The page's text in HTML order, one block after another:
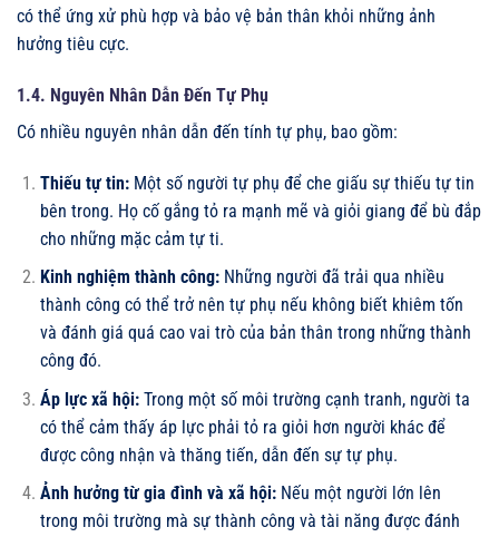
có thể ứng xử phù hợp và bảo vệ bản thân khỏi những ảnh
hưởng tiêu cực.
1.4. Nguyên Nhân Dẫn Đến Tự Phụ
Có nhiều nguyên nhân dẫn đến tính tự phụ, bao gồm:
Thiếu tự tin:Một số người tự phụ để che giấu sự thiếu tự tin
bên trong. Họ cố gắng tỏ ra mạnh mẽ và giỏi giang để bù đắp
cho những mặc cảm tự ti.
Kinh nghiệm thành công:Những người đã trải qua nhiều
thành công có thể trở nên tự phụ nếu không biết khiêm tốn
và đánh giá quá cao vai trò của bản thân trong những thành
công đó.
Áp lực xã hội:Trong một số môi trường cạnh tranh, người ta
có thể cảm thấy áp lực phải tỏ ra giỏi hơn người khác để
được công nhận và thăng tiến, dẫn đến sự tự phụ.
Ảnh hưởng từ gia đình và xã hội:Nếu một người lớn lên
trong môi trường mà sự thành công và tài năng được đánh